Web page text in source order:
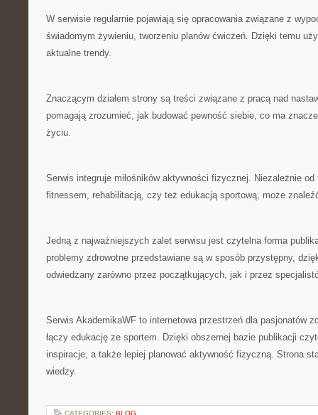
W serwisie regularnie pojawiają się opracowania związane z
świadomym żywieniu, tworzeniu planów ćwiczeń. Dzięki temu
aktualne trendy.
Znaczącym działem strony są treści związane z pracą nad
pomagają zrozumieć, jak budować pewność siebie, co ma
życiu.
Serwis integruje miłośników aktywności fizycznej. Niezależnie
fitnessem, rehabilitacją, czy też edukacją sportową, może
Jedną z najważniejszych zalet serwisu jest czytelna forma
problemy zdrowotne przedstawiane są w sposób przystępny,
odwiedzany zarówno przez początkujących, jak i przez
Serwis AkademikaWF to internetowa przestrzeń dla pasjonatów
łączy edukację ze sportem. Dzięki obszernej bazie publikacji
inspiracje, a także lepiej planować aktywność fizyczną. Strona
wiedzy.
CATEGORIES: BLOG